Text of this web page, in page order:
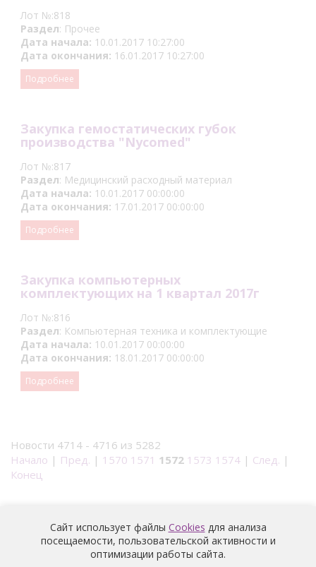
Лот №:818
Раздел: Прочее
Дата начала: 10.01.2017 10:27:00
Дата окончания: 16.01.2017 10:27:00
Подробнее
Закупка гемостатических губок
производства "Nycomed"
Лот №:817
Раздел: Медицинский расходный материал
Дата начала: 10.01.2017 00:00:00
Дата окончания: 17.01.2017 00:00:00
Подробнее
Закупка компьютерных
комплектующих на 1 квартал 2017г
Лот №:816
Раздел: Компьютерная техника и комплектующие
Дата начала: 10.01.2017 00:00:00
Дата окончания: 18.01.2017 00:00:00
Подробнее
Новости 4714 - 4716 из 5282
Начало | Пред. | 1570 1571 1572 1573 1574 | След. |
Конец
Сайт использует файлы Cookies для анализа
посещаемости, пользовательской активности и
оптимизации работы сайта.